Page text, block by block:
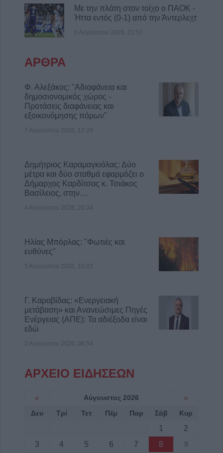
Θεσσαλίας
7 Αυγούστου 2026, 15:39
Υπεγράφη η σύμβαση του έργου για την
Τ.Κ. Βραγκιανών, Στεφανιάδας, Καρυάς,
7 Αυγούστου 2026, 15:34
Ιερά Μητρόπολη: Πρόγραμμα Μητροπολίτη
κ. Τιμόθεου το διήμερο 8 & 9 Αυγούστου
7 Αυγούστου 2026, 15:07
Με την πλάτη στον τοίχο ο ΠΑΟΚ -
Ήττα εντός (0-1) από την Άντερλεχτ
6 Αυγούστου 2026, 22:57
ΑΡΘΡΑ
Φ. Αλεξάκος: "Αδιαφάνεια και
δημοσιονομικός χώρος -
Προτάσεις διαφάνειας και
εξοικονόμησης πόρων"
7 Αυγούστου 2026, 12:29
Δημήτριος Καραμαγκιόλας: Δύο
μέτρα και δύο σταθμά εφαρμόζει ο
Δήμαρχος Καρδίτσας κ. Τσιάκος
Βασίλειος, στην…
4 Αυγούστου 2026, 20:34
Ηλίας Μπόρλας: "Φωτιές και
ευθύνες"
3 Αυγούστου 2026, 10:02
Γ. Καραβίδας: «Ενεργειακή
μετάβαση» και Ανανεώσιμες Πηγές
Ενέργειας (ΑΠΕ): Τα αδιέξοδα είναι
εδώ
2 Αυγούστου 2026, 08:54
ΑΡΧΕΙΟ ΕΙΔΗΣΕΩΝ
« Αύγουστος 2026 »
Δευ Τρί Τετ Πέμ Παρ Σάβ Κυρ
1
2
3
4 5 6 7 8
9